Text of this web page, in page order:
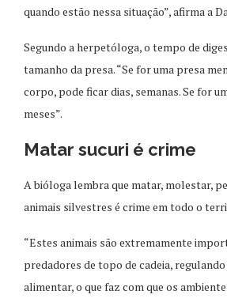
quando estão nessa situação”, afirma a
Segundo a herpetóloga, o tempo de
tamanho da presa. “Se for uma presa
corpo, pode ficar dias, semanas. Se for
meses”.
Matar sucuri é crime
A bióloga lembra que matar, molestar,
animais silvestres é crime em todo o
“Estes animais são extremamente
predadores de topo de cadeia,
alimentar, o que faz com que os